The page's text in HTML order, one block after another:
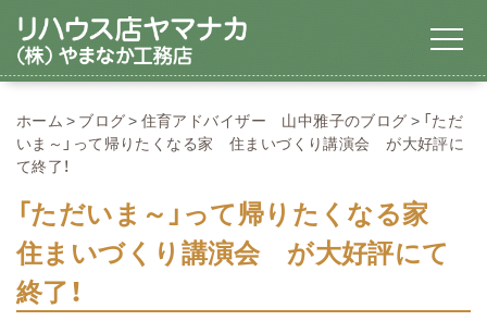
ホーム ブログ 住育アドバイザー 山中雅子のブログ
「ただ
いま～」って帰りたくなる家 住まいづくり講演会 が大好評に
て終了！
「ただいま～」って帰りたくなる家
住まいづくり講演会 が大好評にて
終了！